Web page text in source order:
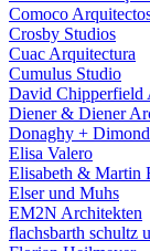
Comoco
Crosby Studios
Cuac Arquitectura
Cumulus Studio
David Chipperfield
Diener & Diener
Donaghy +
Elisa Valero
Elisabeth & Martin
Elser und Muhs
EM2N Architekten
flachsbarth schultz